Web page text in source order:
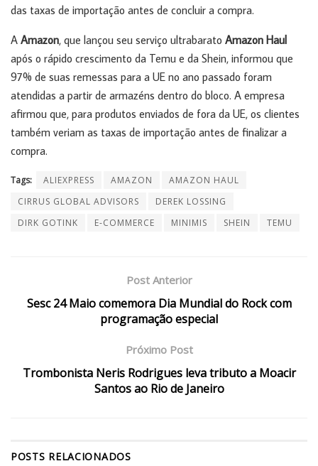
das taxas de importação antes de concluir a compra.
A Amazon, que lançou seu serviço ultrabarato Amazon Haul
após o rápido crescimento da Temu e da Shein, informou que
97% de suas remessas para a UE no ano passado foram
atendidas a partir de armazéns dentro do bloco. A empresa
afirmou que, para produtos enviados de fora da UE, os clientes
também veriam as taxas de importação antes de finalizar a
compra.
Tags: ALIEXPRESS AMAZON
AMAZON HAUL
CIRRUS GLOBAL ADVISORS
DEREK LOSSING
DIRK GOTINK
E-COMMERCE MINIMIS SHEIN TEMU
Post Anterior
Sesc 24 Maio comemora Dia Mundial do Rock com
programação especial
Próximo Post
Trombonista Neris Rodrigues leva tributo a Moacir
Santos ao Rio de Janeiro
POSTS RELACIONADOS